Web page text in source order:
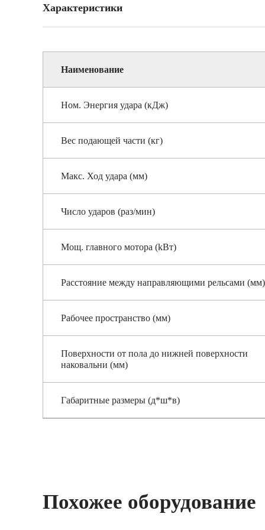
Характеристики
Наименование
Ном. Энергия удара (кДж)
Вес подающей части (кг)
Макс. Ход удара (мм)
Число ударов (раз/мин)
Мощ. главного мотора (kВт)
Расстояние между направляющими рельсами (мм)
Рабочее пространство (мм)
Поверхности от пола до нижней поверхности
наковальни (мм)
Габаритные размеры (д*ш*в)
Похожее оборудование